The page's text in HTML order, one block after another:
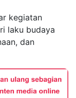
kegiatan
laku budaya
dan